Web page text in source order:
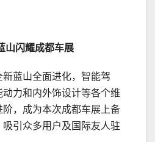
山闪耀成都车展
蓝山全面进化，智能驾
力和内外饰设计等各个维
，成为本次成都车展上备
引众多用户及国际友人驻